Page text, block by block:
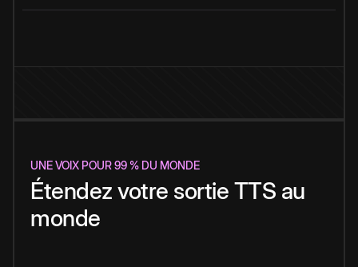
UNE VOIX POUR 99 % DU MONDE
Étendez votre sortie TTS au
monde